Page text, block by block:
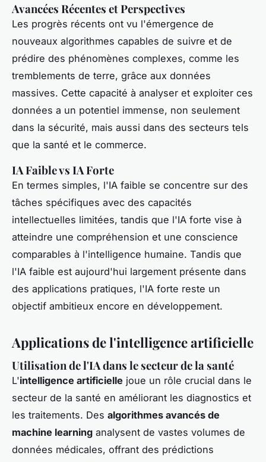
Avancées Récentes et Perspectives
Les progrès récents ont vu l'émergence de
nouveaux algorithmes capables de suivre et de
prédire des phénomènes complexes, comme les
tremblements de terre, grâce aux données
massives. Cette capacité à analyser et exploiter ces
données a un potentiel immense, non seulement
dans la sécurité, mais aussi dans des secteurs tels
que la santé et le commerce.
IA Faible vs IA Forte
En termes simples, l'IA faible se concentre sur des
tâches spécifiques avec des capacités
intellectuelles limitées, tandis que l'IA forte vise à
atteindre une compréhension et une conscience
comparables à l'intelligence humaine. Tandis que
l'IA faible est aujourd'hui largement présente dans
des applications pratiques, l'IA forte reste un
objectif ambitieux encore en développement.
Applications de l'intelligence artificielle
Utilisation de l'IA dans le secteur de la santé
L'intelligence artificielle joue un rôle crucial dans le
secteur de la santé en améliorant les diagnostics et
les traitements. Des algorithmes avancés de
machine learning analysent de vastes volumes de
données médicales, offrant des prédictions